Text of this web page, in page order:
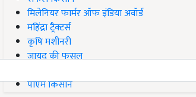
मिलेनियर फार्मर ऑफ इंडिया अवॉर्ड
महिंद्रा ट्रैक्टर्स
कृषि मशीनरी
जायद की फसल
पीएम किसान